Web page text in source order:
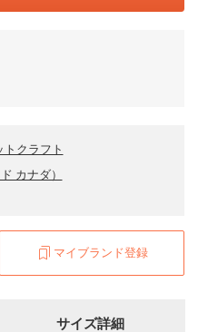
クラフト
カナダ）
マイブランド登録
サイズ詳細